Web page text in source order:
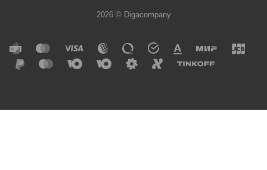
2026 © Digacompany